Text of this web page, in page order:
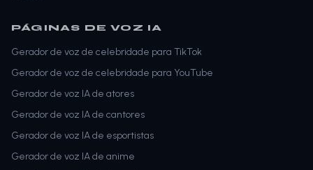
PÁGINAS DE VOZ IA
Gerador de voz de celebridade para TikTok
Gerador de voz de celebridade para YouTube
Gerador de voz IA de atores
Gerador de voz IA de cantores
Gerador de voz IA de esportistas
Gerador de voz IA de anime